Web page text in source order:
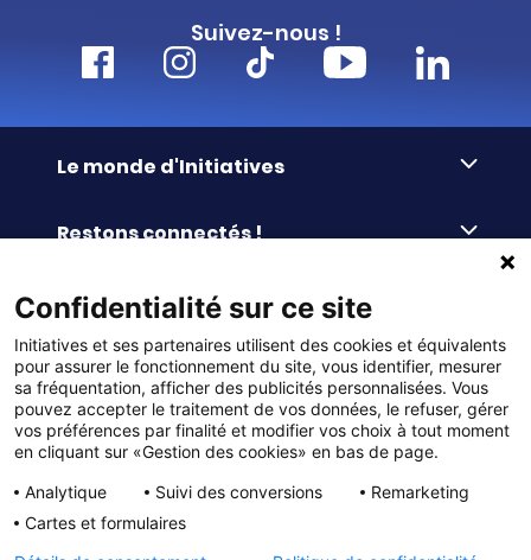
Suivez-nous !
Le monde d'Initiatives
Le Fond’Actions Initiatives
Enquête de satisfaction
Restons connectés !
Le blog
La newsletter
Commander facilement
Commande par référence
Catalogues à télécharger
Panier
La livraison
Le paiement
Services & FAQ
Reprise des invendus
Paiement différé sans frais
100% Satisfait ou Remboursé
Le service Après-Vente
Liens pratiques
© DMP Initiatives 10 avenue Georges Auric - 72021
LE MANS CEDEX 2
Initiatives est le spécialiste français des solutions de
collecte de fonds pour les établissements scolaires
Confidentialité sur ce site
Initiatives et ses partenaires utilisent des cookies et équivalents
pour assurer le fonctionnement du site, vous identifier, mesurer
sa fréquentation, afficher des publicités personnalisées. Vous
pouvez accepter le traitement de vos données, le refuser, gérer
vos préférences par finalité et modifier vos choix à tout moment
en cliquant sur «Gestion des cookies» en bas de page.
Analytique
Suivi des conversions
Remarketing
Cartes et formulaires